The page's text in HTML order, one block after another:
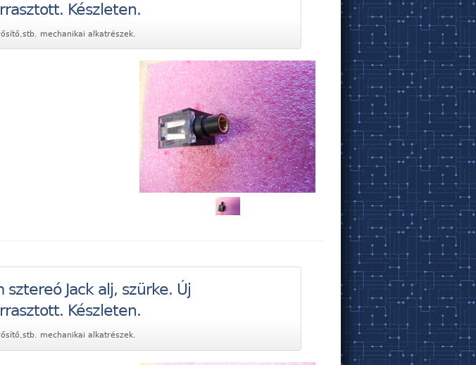
Készleten.
mechanikai alkatrészek.
sztereó Jack alj, szürke. Új
Készleten.
mechanikai alkatrészek.